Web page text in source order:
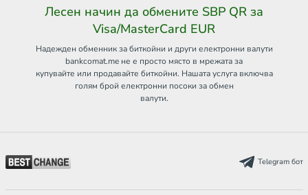
Лесен начин да обмените SBP QR за
Visa/MasterCard EUR
Надежден обменник за биткойни и други електронни валути
bankcomat.me не е просто място в мрежата за
купувайте или продавайте биткойни. Нашата услуга включва
голям брой електронни посоки за обмен
валути.
Telegram бот